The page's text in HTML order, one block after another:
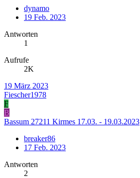
dynamo
19 Feb. 2023
Antworten
1
Aufrufe
2K
19 März 2023
Fiescher1978
F
B
Bassum 27211 Kirmes 17.03. - 19.03.2023
breaker86
17 Feb. 2023
Antworten
2